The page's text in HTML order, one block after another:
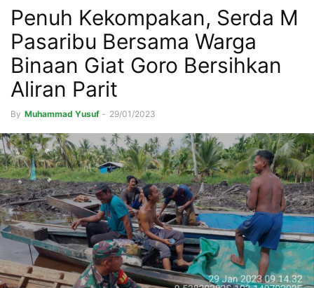
Penuh Kekompakan, Serda M
Pasaribu Bersama Warga
Binaan Giat Goro Bersihkan
Aliran Parit
By Muhammad Yusuf - 29/01/2023